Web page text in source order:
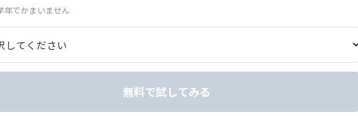
年でかまいません
無料で試してみる